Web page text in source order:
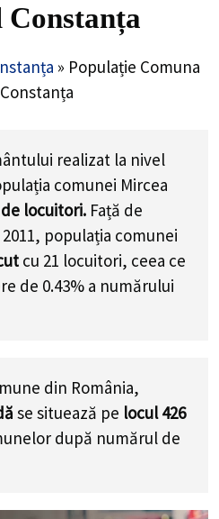
Constanța
» Populație Comuna
realizat la nivel
comunei Mircea
locuitori. Față de
populația comunei
cu 21 locuitori, ceea ce
de 0.43% a numărului
din România,
se situează pe locul 426
după numărul de